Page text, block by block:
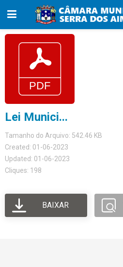
Lei Munici...
Tamanho do Arquivo: 542.46 KB
Created: 01-06-2023
Updated: 01-06-2023
Cliques: 198
BAIXAR